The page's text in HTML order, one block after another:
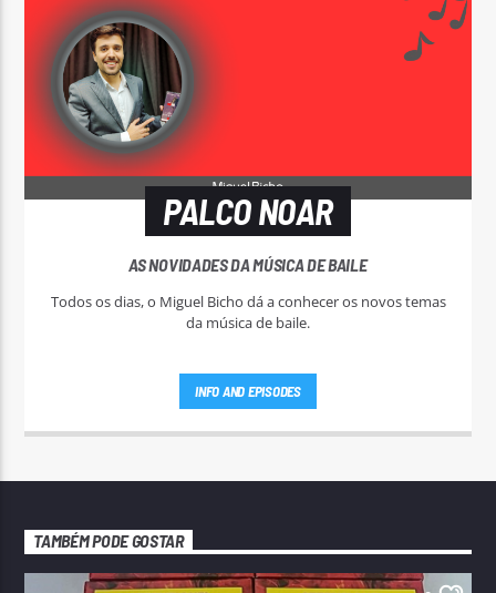
PALCO NOAR
AS NOVIDADES DA MÚSICA DE BAILE
Todos os dias, o Miguel Bicho dá a conhecer os novos temas
da música de baile.
INFO AND EPISODES
TAMBÉM PODE GOSTAR